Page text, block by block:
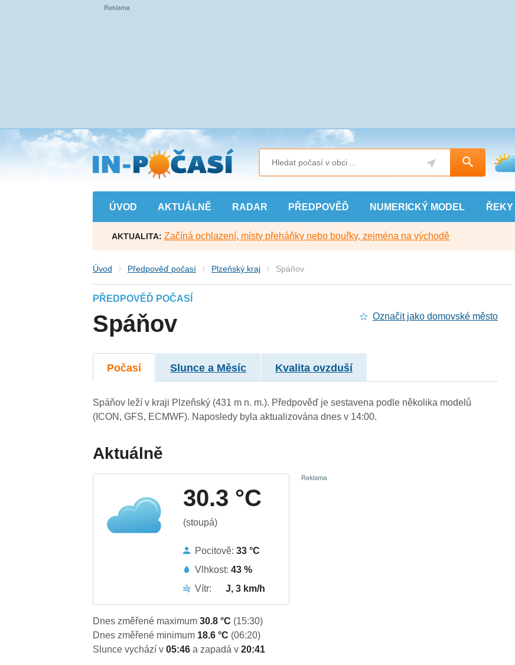
Přejít
na
hlavní
obsah
ÚVOD AKTUÁLNĚ RADAR PŘEDPOVĚĎ NUMERICKÝ MODEL ŘEKY
AKTUALITA: Začíná ochlazení, místy přeháňky nebo bouřky, zejména na východě
Úvod Předpověď počasí Plzeňský kraj Spáňov
PŘEDPOVĚĎ POČASÍ
Spáňov Označit jako domovské město
Počasí Slunce a Měsíc Kvalita ovzduší
Spáňov leží v kraji Plzeňský (431 m n. m.). Předpověď je sestavena podle několika modelů
(ICON, GFS, ECMWF). Naposledy byla aktualizována dnes v 14:00.
Aktuálně
30.3 °C
(stoupá)
Pocitově:33 °C
Vlhkost:43 %
Vítr:
J, 3 km/h
Dnes změřené maximum30.8 °C (15:30)
Dnes změřené minimum 18.6 °C (06:20)
Slunce vychází v05:46a zapadá v20:41